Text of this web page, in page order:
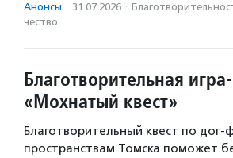
Анонсы · 31.07.2026 ·
чест­во
Благотворительная
«Мохнатый квест»
Благотворительный квест по дог-
пространствам Томска поможет